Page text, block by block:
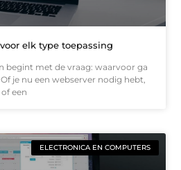
elk type toepassing
begint met de vraag: waarvoor ga
je nu een webserver nodig hebt,
een
ELECTRONICA EN COMPUTERS